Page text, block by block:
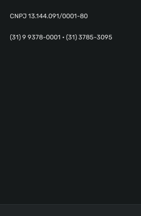
CNPJ 13.144.091/0001-80
(31) 9 9378-0001 • (31) 3785-3095